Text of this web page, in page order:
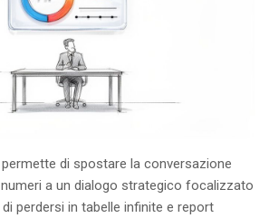
di spostare la conversazione
a un dialogo strategico focalizzato
perdersi in tabelle infinite e report